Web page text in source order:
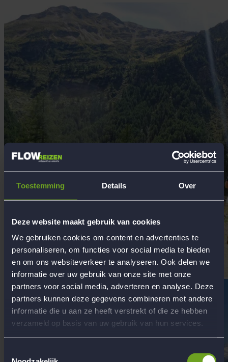
Toestemming Details Over
Deze website maakt gebruik van cookies
We gebruiken cookies om content en advertenties te
personaliseren, om functies voor social media te bieden
en om ons websiteverkeer te analyseren. Ook delen we
informatie over uw gebruik van onze site met onze
partners voor social media, adverteren en analyse. Deze
partners kunnen deze gegevens combineren met andere
informatie die u aan ze heeft verstrekt of die ze hebben
verzameld op basis van uw gebruik van hun services.